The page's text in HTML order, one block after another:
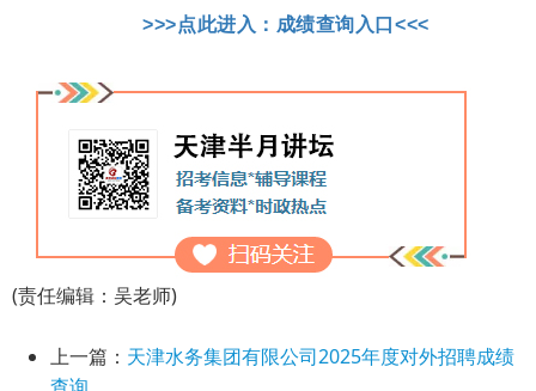
>>>点此进入：成绩查询入口<<<
(责任编辑：吴老师)
上一篇： 天津水务集团有限公司2025年度对外招聘成绩